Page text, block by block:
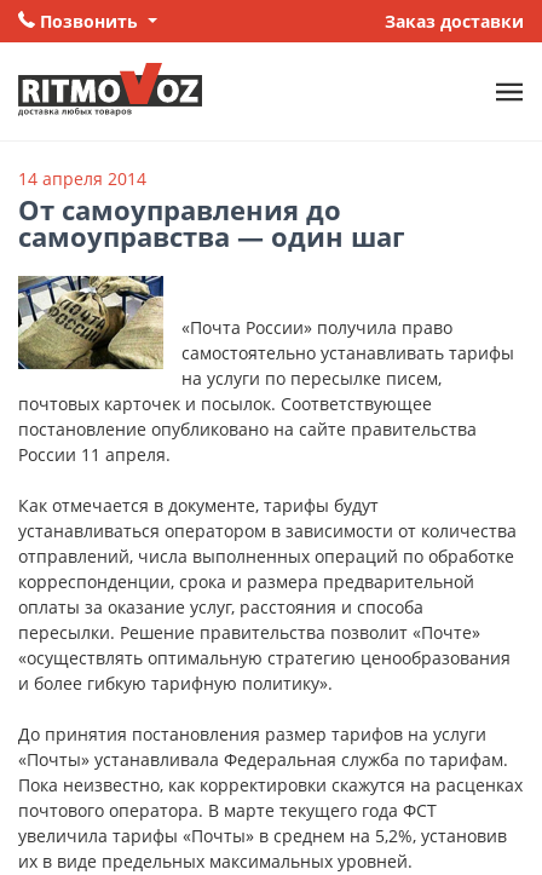
Позвонить Заказ доставки
14 апреля 2014
От самоуправления до
самоуправства — один шаг
«Почта России» получила право
самостоятельно устанавливать тарифы
на услуги по пересылке писем,
почтовых карточек и посылок. Соответствующее
постановление опубликовано на сайте правительства
России 11 апреля.
Как отмечается в документе, тарифы будут
устанавливаться оператором в зависимости от количества
отправлений, числа выполненных операций по обработке
корреспонденции, срока и размера предварительной
оплаты за оказание услуг, расстояния и способа
пересылки. Решение правительства позволит «Почте»
«осуществлять оптимальную стратегию ценообразования
и более гибкую тарифную политику».
До принятия постановления размер тарифов на услуги
«Почты» устанавливала Федеральная служба по тарифам.
Пока неизвестно, как корректировки скажутся на расценках
почтового оператора. В марте текущего года ФСТ
увеличила тарифы «Почты» в среднем на 5,2%, установив
их в виде предельных максимальных уровней.